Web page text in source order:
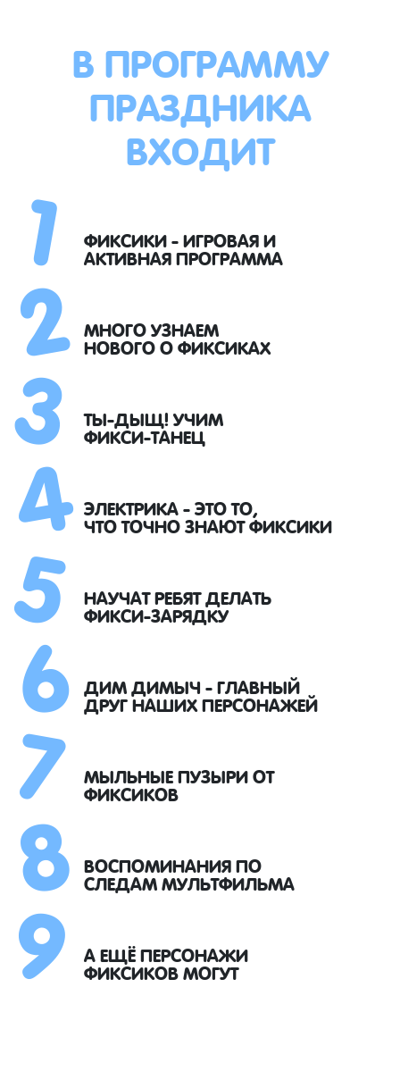
В ПРОГРАММУ
ПРАЗДНИКА
ВХОДИТ
ФИКСИКИ - ИГРОВАЯ И
АКТИВНАЯ ПРОГРАММА
МНОГО УЗНАЕМ
НОВОГО О ФИКСИКАХ
ТЫ-ДЫЩ! УЧИМ
ФИКСИ-ТАНЕЦ
ЭЛЕКТРИКА - ЭТО ТО,
ЧТО ТОЧНО ЗНАЮТ ФИКСИКИ
НАУЧАТ РЕБЯТ ДЕЛАТЬ
ФИКСИ-ЗАРЯДКУ
ДИМ ДИМЫЧ - ГЛАВНЫЙ
ДРУГ НАШИХ ПЕРСОНАЖЕЙ
МЫЛЬНЫЕ ПУЗЫРИ ОТ
ФИКСИКОВ
ВОСПОМИНАНИЯ ПО
СЛЕДАМ МУЛЬТФИЛЬМА
А ЕЩЁ ПЕРСОНАЖИ
ФИКСИКОВ МОГУТ